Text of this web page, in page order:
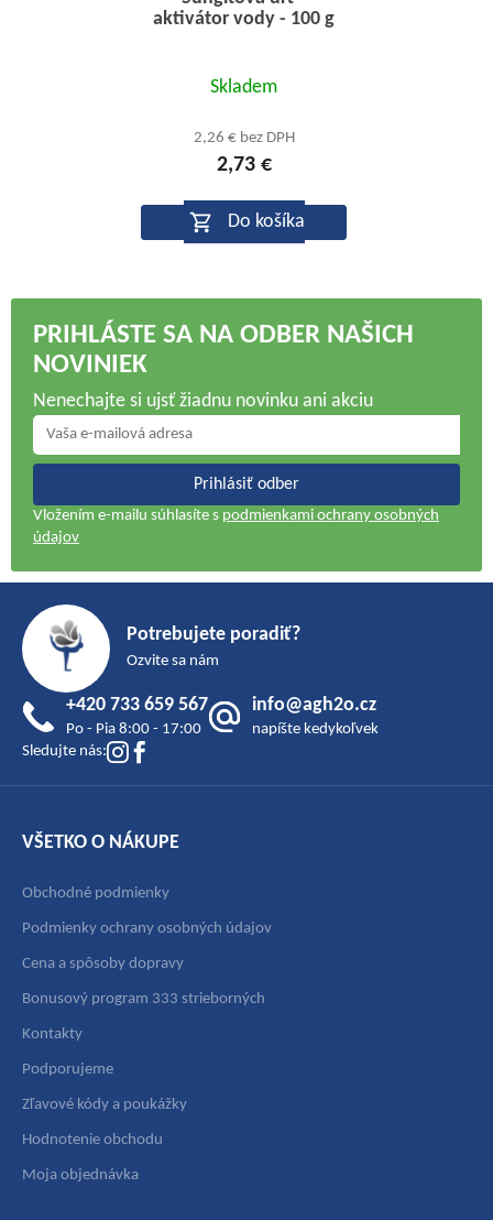
aktivátor vody - 100 g
produktu
je
5,0
z
hviezdičiek.
Skladem
2,26 € bez DPH
2,73 €
Do košíka
PRIHLÁSTE SA NA ODBER NAŠICH
NOVINIEK
Nenechajte si ujsť žiadnu novinku ani akciu
Prihlásiť odber
Vložením e-mailu súhlasíte s podmienkami ochrany osobných
údajov
Potrebujete poradiť?
Ozvite sa nám
+420 733 659 567
Po - Pia 8:00 - 17:00
info@agh2o.cz
napíšte kedykoľvek
Sledujte nás:
VŠETKO O NÁKUPE
Obchodné podmienky
Podmienky ochrany osobných údajov
Cena a spôsoby dopravy
Bonusový program 333 strieborných
Kontakty
Podporujeme
Zľavové kódy a poukážky
Hodnotenie obchodu
Moja objednávka